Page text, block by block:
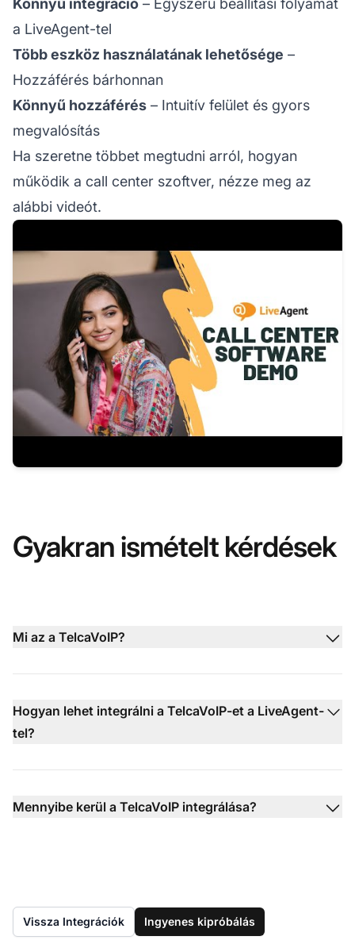
Könnyű integráció – Egyszerű beállítási folyamat
a LiveAgent-tel
Több eszköz használatának lehetősége –
Hozzáférés bárhonnan
Könnyű hozzáférés – Intuitív felület és gyors
megvalósítás
Ha szeretne többet megtudni arról, hogyan
működik a call center szoftver, nézze meg az
alábbi videót.
Gyakran ismételt kérdések
Mi az a TelcaVoIP?
Hogyan lehet integrálni a TelcaVoIP-et a LiveAgent-
tel?
Mennyibe kerül a TelcaVoIP integrálása?
Vissza Integrációk Ingyenes kipróbálás